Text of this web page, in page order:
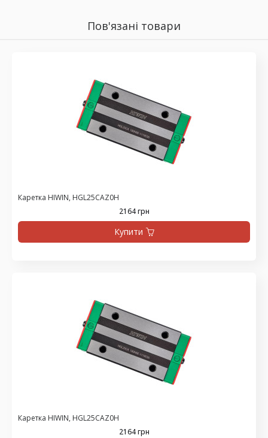
Пов'язані товари
Каретка HIWIN, HGL25CAZ0H
2164 грн
Купити
Каретка HIWIN, HGL25CAZ0H
2164 грн